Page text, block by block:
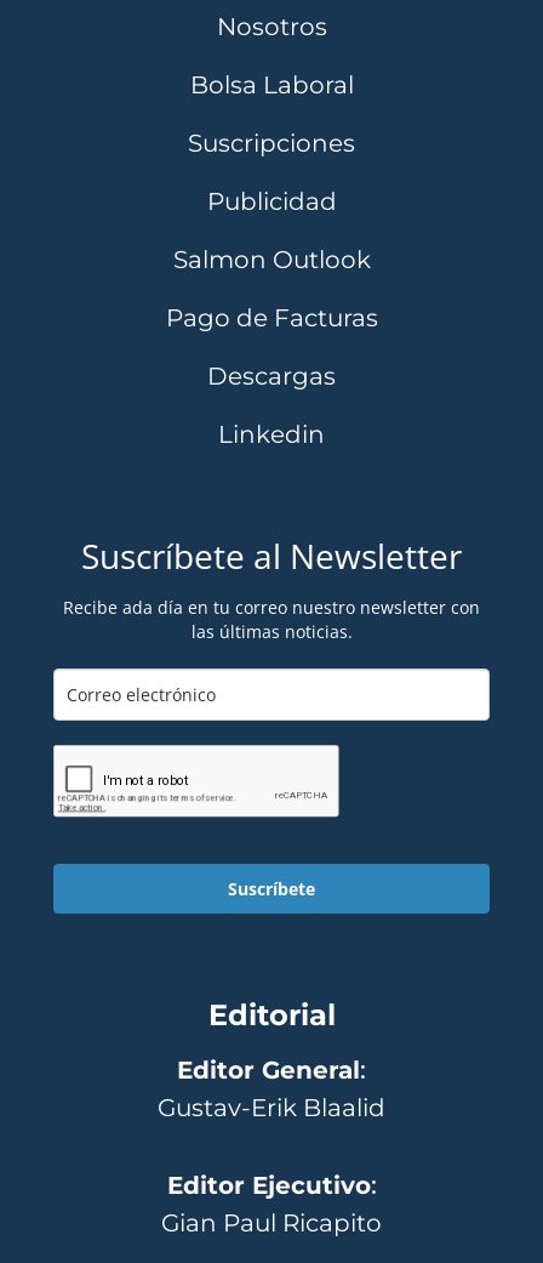
Nosotros
Bolsa Laboral
Suscripciones
Publicidad
Salmon Outlook
Pago de Facturas
Descargas
Linkedin
Suscríbete al Newsletter
Recibe ada día en tu correo nuestro newsletter con
las últimas noticias.
Suscríbete
Editorial
Editor General:
Gustav-Erik Blaalid
Editor Ejecutivo:
Gian Paul Ricapito